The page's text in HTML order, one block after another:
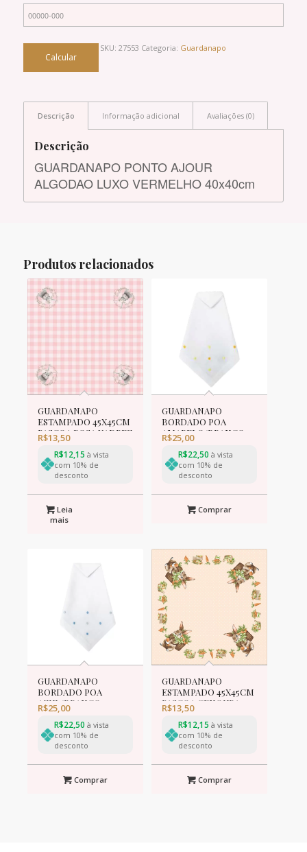
SKU: 27553 Categoria: Guardanapo
Descrição Informação adicional Avaliações (0)
Descrição
GUARDANAPO PONTO AJOUR
ALGODAO LUXO VERMELHO 40x40cm
Produtos relacionados
GUARDANAPO
ESTAMPADO 45X45CM
PASCOA ROSA XADREZ
R$13,50
R$12,15 à vista
com 10% de
desconto
Leia
mais
GUARDANAPO
BORDADO POA
AMARELO/BRANCO
42cm
R$25,00
R$22,50 à vista
com 10% de
desconto
Comprar
GUARDANAPO
BORDADO POA
AZUL/BRANCO 42cm
R$25,00
R$22,50 à vista
com 10% de
desconto
Comprar
GUARDANAPO
ESTAMPADO 45X45CM
PASCOA CENOURA
R$13,50
R$12,15 à vista
com 10% de
desconto
Comprar